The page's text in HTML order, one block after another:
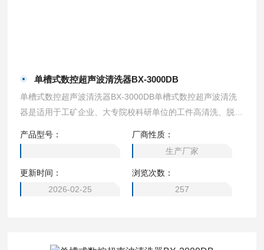
单槽式数控超声波清洗器BX-3000DB
单槽式数控超声波清洗器BX-3000DB单槽式数控超声波清洗
器是适用于工矿企业、大专院校科研单位的工件高清洗、脱
显示安全可靠。
产品型号：
厂商性质：
生产厂家
更新时间：
2026-02-25
浏览次数：
257